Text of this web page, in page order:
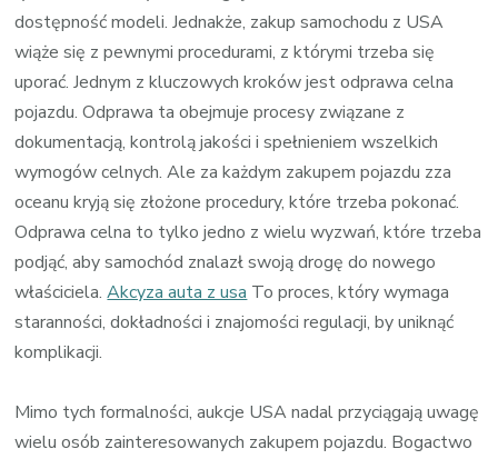
dostępność modeli. Jednakże, zakup samochodu z USA
wiąże się z pewnymi procedurami, z którymi trzeba się
uporać. Jednym z kluczowych kroków jest odprawa celna
pojazdu. Odprawa ta obejmuje procesy związane z
dokumentacją, kontrolą jakości i spełnieniem wszelkich
wymogów celnych. Ale za każdym zakupem pojazdu zza
oceanu kryją się złożone procedury, które trzeba pokonać.
Odprawa celna to tylko jedno z wielu wyzwań, które trzeba
podjąć, aby samochód znalazł swoją drogę do nowego
właściciela.Akcyza auta z usa To proces, który wymaga
staranności, dokładności i znajomości regulacji, by uniknąć
komplikacji.
Mimo tych formalności, aukcje USA nadal przyciągają uwagę
wielu osób zainteresowanych zakupem pojazdu. Bogactwo